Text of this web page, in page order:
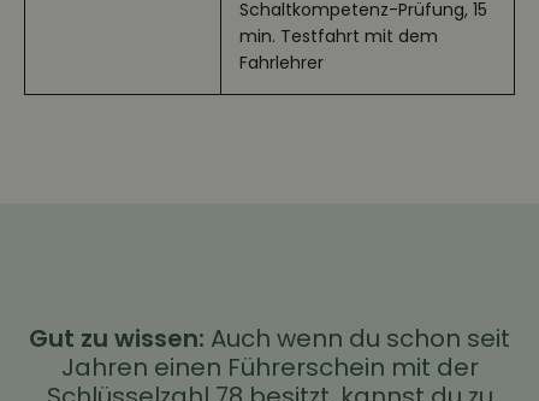
Schaltkompetenz-Prüfung, 15
min. Testfahrt mit dem
Fahrlehrer
Gut zu wissen: Auch wenn du schon seit
Jahren einen Führerschein mit der